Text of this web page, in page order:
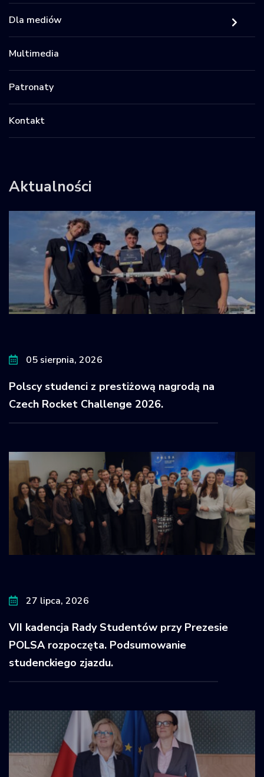
Dla mediów
Multimedia
Patronaty
Kontakt
Aktualności
05 sierpnia, 2026
Polscy studenci z prestiżową nagrodą na
Czech Rocket Challenge 2026.
27 lipca, 2026
VII kadencja Rady Studentów przy Prezesie
POLSA rozpoczęta. Podsumowanie
studenckiego zjazdu.